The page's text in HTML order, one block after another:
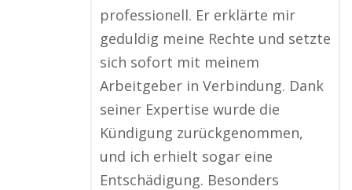
professionell. Er erklärte mir
geduldig meine Rechte und setzte
sich sofort mit meinem
Arbeitgeber in Verbindung. Dank
seiner Expertise wurde die
Kündigung zurückgenommen,
und ich erhielt sogar eine
Entschädigung. Besonders